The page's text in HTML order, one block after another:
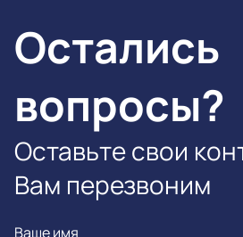
Остались
вопросы?
Оставьте свои
Вам перезвоним
Ваше имя